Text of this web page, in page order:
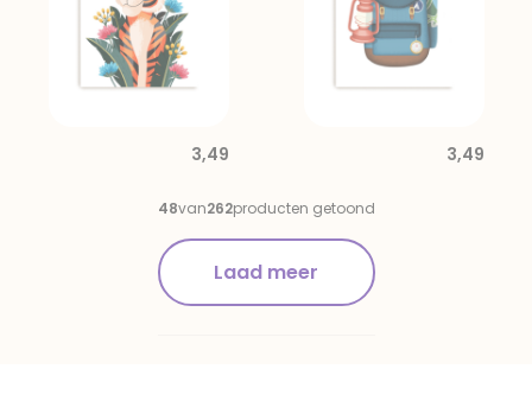
3,49 3,49
48van262producten getoond
Laad meer